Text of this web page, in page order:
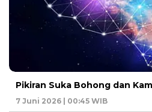
Pikiran Suka Bohong dan
7 Juni 2026 | 00:45 WIB